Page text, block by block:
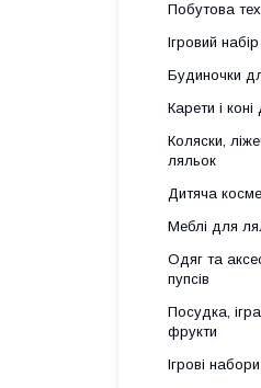
Побутова
Ігровий
Будиночки
Карети і
Коляски,
ляльок
Дитяча
Меблі для
Одяг та
пупсів
Посудка,
фрукти
Ігрові